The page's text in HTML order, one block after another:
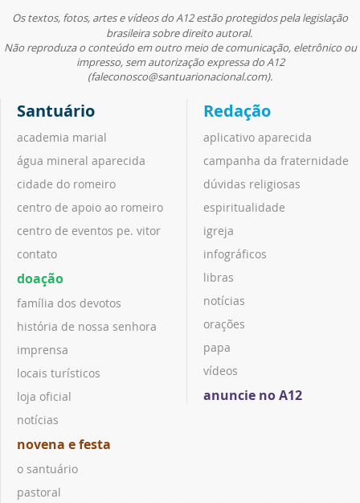
Os textos, fotos, artes e vídeos do A12 estão protegidos pela legislação
brasileira sobre direito autoral.
Não reproduza o conteúdo em outro meio de comunicação, eletrônico ou
impresso, sem autorização expressa do A12
(faleconosco@santuarionacional.com).
Santuário
academia marial
água mineral aparecida
cidade do romeiro
centro de apoio ao romeiro
centro de eventos pe. vitor
contato
doação
família dos devotos
história de nossa senhora
imprensa
locais turísticos
loja oficial
notícias
novena e festa
o santuário
pastoral
Redação
aplicativo aparecida
campanha da fraternidade
dúvidas religiosas
espiritualidade
igreja
infográficos
libras
notícias
orações
papa
vídeos
anuncie no A12